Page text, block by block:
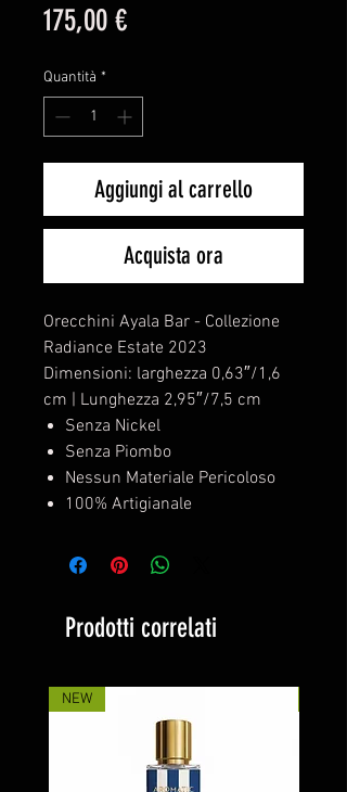
175,00 €Prezzo
Quantità *
Aggiungi al carrello
Acquista ora
Orecchini Ayala Bar - Collezione
Radiance Estate 2023
Dimensioni: larghezza 0,63″/1,6
cm | Lunghezza 2,95″/7,5 cm
Senza Nickel
Senza Piombo
Nessun Materiale Pericoloso
100% Artigianale
Prodotti correlati
NEW